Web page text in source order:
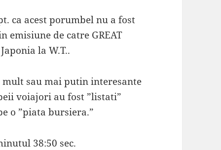
ca acest porumbel nu a fost
emisiune de catre GREAT
la W.T..
mult sau mai putin interesante
voiajori au fost ”listati”
o ”piata bursiera.”
38:50 sec.